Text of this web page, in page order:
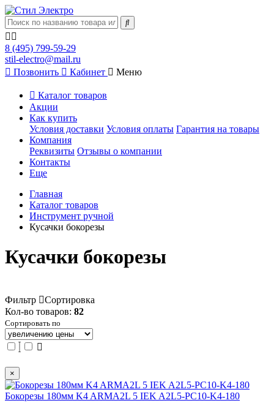
8 (495) 799-59-29
stil-electro@mail.ru
Позвонить
Кабинет Меню
Каталог товаров
Акции
Как купить
Условия доставки Условия оплаты Гарантия на товары
Компания
Реквизиты Отзывы о компании
Контакты
Еще
Главная
Каталог товаров
Инструмент ручной
Кусачки бокорезы
Кусачки бокорезы
Фильтр
Сортировка
Кол-во товаров: 82
Сортировать по
×
Бокорезы 180мм K4 ARMA2L 5 IEK A2L5-PC10-K4-180